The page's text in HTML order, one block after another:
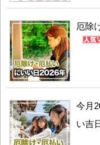
厄除
今月
い吉